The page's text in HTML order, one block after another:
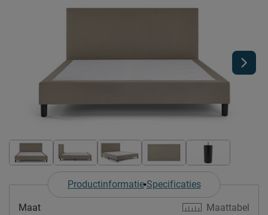
Productinformatie Specificaties
Maattabel
Maat